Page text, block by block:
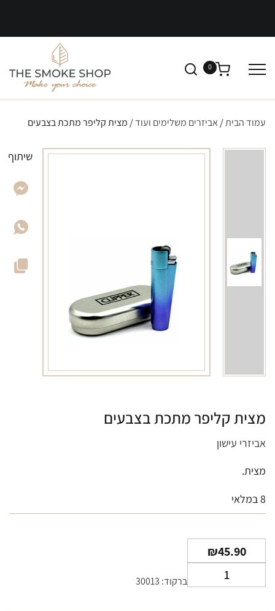
0
עמוד הבית/ אביזרים משלימים ועוד/ מצית קליפר מתכת בצבעים
מצית קליפר מתכת בצבעים
אביזרי עישון
מצית.
8 במלאי
₪45.90
של
ברקוד: 30013
שיתוף